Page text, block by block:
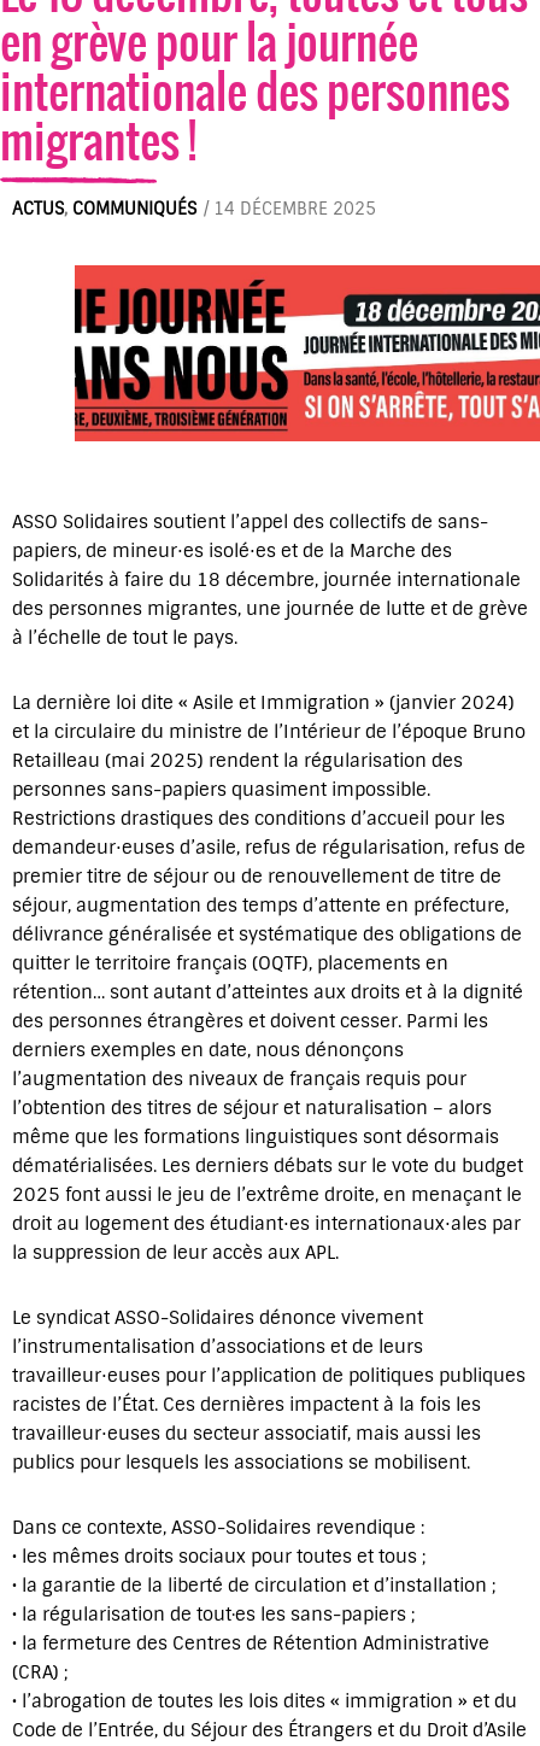
en grève pour la journée
internationale des personnes
migrantes !
ACTUS, COMMUNIQUÉS / 14 DÉCEMBRE 2025
ASSO Solidaires soutient l’appel des collectifs de sans-
papiers, de mineur⋅es isolé⋅es et de la Marche des
Solidarités à faire du 18 décembre, journée internationale
des personnes migrantes, une journée de lutte et de grève
à l’échelle de tout le pays.
La dernière loi dite « Asile et Immigration » (janvier 2024)
et la circulaire du ministre de l’Intérieur de l’époque Bruno
Retailleau (mai 2025) rendent la régularisation des
personnes sans-papiers quasiment impossible.
Restrictions drastiques des conditions d’accueil pour les
demandeur⋅euses d’asile, refus de régularisation, refus de
premier titre de séjour ou de renouvellement de titre de
séjour, augmentation des temps d’attente en préfecture,
délivrance généralisée et systématique des obligations de
quitter le territoire français (OQTF), placements en
rétention… sont autant d’atteintes aux droits et à la dignité
des personnes étrangères et doivent cesser. Parmi les
derniers exemples en date, nous dénonçons
l’augmentation des niveaux de français requis pour
l’obtention des titres de séjour et naturalisation – alors
même que les formations linguistiques sont désormais
dématérialisées. Les derniers débats sur le vote du budget
2025 font aussi le jeu de l’extrême droite, en menaçant le
droit au logement des étudiant⋅es internationaux⋅ales par
la suppression de leur accès aux APL.
Le syndicat ASSO-Solidaires dénonce vivement
l’instrumentalisation d’associations et de leurs
travailleur⋅euses pour l’application de politiques publiques
racistes de l’État. Ces dernières impactent à la fois les
travailleur⋅euses du secteur associatif, mais aussi les
publics pour lesquels les associations se mobilisent.
Dans ce contexte, ASSO-Solidaires revendique :
• les mêmes droits sociaux pour toutes et tous ;
• la garantie de la liberté de circulation et d’installation ;
• la régularisation de tout·es les sans-papiers ;
• la fermeture des Centres de Rétention Administrative
(CRA) ;
• l’abrogation de toutes les lois dites « immigration » et du
Code de l’Entrée, du Séjour des Étrangers et du Droit d’Asile